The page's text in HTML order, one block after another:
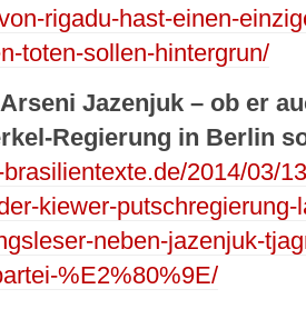
rigadu-hast-einen-
toten-sollen-hintergrun/
Jazenjuk – ob er
Regierung in Berlin
2014/03/
kiewer-
neben-jazenjuk-
%E2%80%9E/